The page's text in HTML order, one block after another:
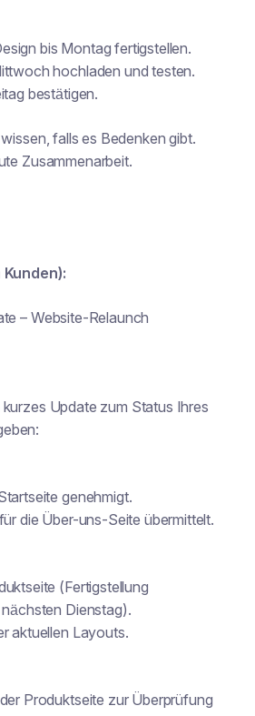
bis Montag fertigstellen.
hochladen und testen.
bestätigen.
falls es Bedenken gibt.
Zusammenarbeit.
– Website-Relaunch
Update zum Status Ihres
genehmigt.
die Über-uns-Seite übermittelt.
(Fertigstellung
Dienstag).
aktuellen Layouts.
Produktseite zur Überprüfung